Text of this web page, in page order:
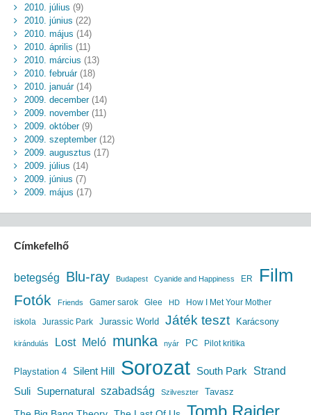
2010. július (9)
2010. június (22)
2010. május (14)
2010. április (11)
2010. március (13)
2010. február(18)
2010. január(14)
2009. december(14)
2009. november(11)
2009. október(9)
2009. szeptember(12)
2009. augusztus (17)
2009. július (14)
2009. június (7)
2009. május (17)
Címkefelhő
betegség Blu-ray Budapest Cyanide and Happiness ER Film
Fotók Friends Gamer sarok Glee HD
How I Met Your Mother
iskola
Jurassic Park Jurassic World Játék teszt Karácsony
kirándulás Lost Meló munka nyár PC Pilot kritika
Playstation 4 Silent Hill Sorozat South Park
Strand
Suli
Supernatural szabadság Szilveszter Tavasz
Tomb Raider